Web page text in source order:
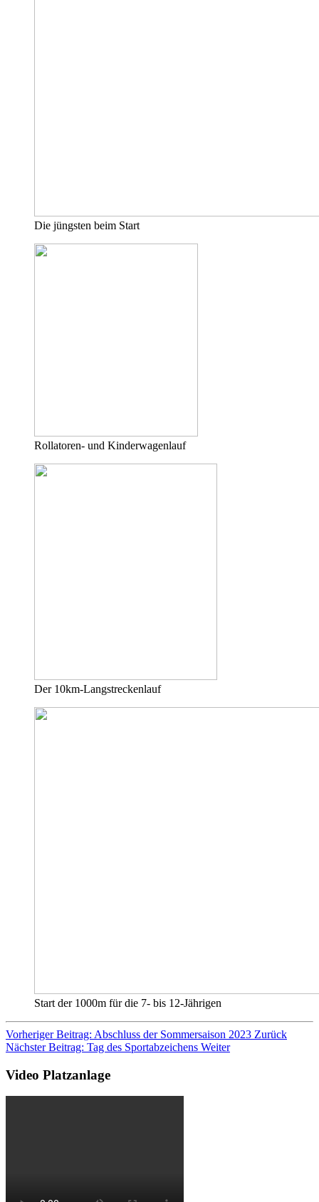
Die jüngsten beim Start
Rollatoren- und Kinderwagenlauf
Der 10km-Langstreckenlauf
Start der 1000m für die 7- bis 12-Jährigen
Vorheriger Beitrag: Abschluss der Sommersaison 2023 Zurück
Nächster Beitrag: Tag des Sportabzeichens Weiter
Video Platzanlage